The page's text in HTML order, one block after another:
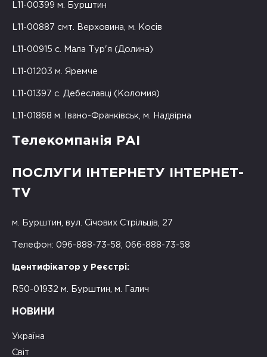
L11-00399 м. Бурштин
L11-00887 смт. Верховина, м. Косів
L11-00915 с. Мала Тур'я (Долина)
L11-01203 м. Яремче
L11-01397 с. Дебеславці (Коломия)
L11-01868 м. Івано-Франківськ, м. Надвірна
Телекомпанія РАІ
ПОСЛУГИ ІНТЕРНЕТУ ІНТЕРНЕТ-
TV
м. Бурштин, вул. Січових Стрільців, 27
Телефон: 096-888-73-58, 066-888-73-58
Ідентифікатор у Реєстрі:
R50-01932 м. Бурштин, м. Галич
НОВИНИ
Україна
Світ